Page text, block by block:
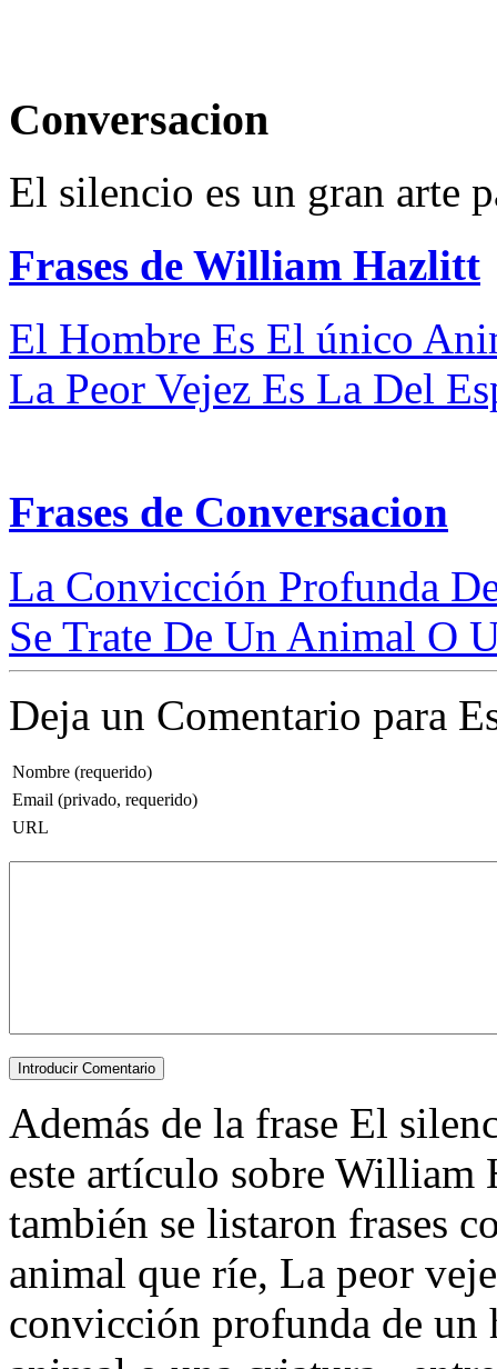
Conversacion
El silencio es un gran arte
Frases de William Hazlitt
El Hombre Es El único
La Peor Vejez Es La Del
Frases de Conversacion
La Convicción Profunda
Se Trate De Un Animal O
Deja un Comentario para
Nombre (requerido)
Email (privado, requerido)
URL
Además de la frase El
este artículo sobre William
también se listaron frases
animal que ríe, La peor
convicción profunda de un